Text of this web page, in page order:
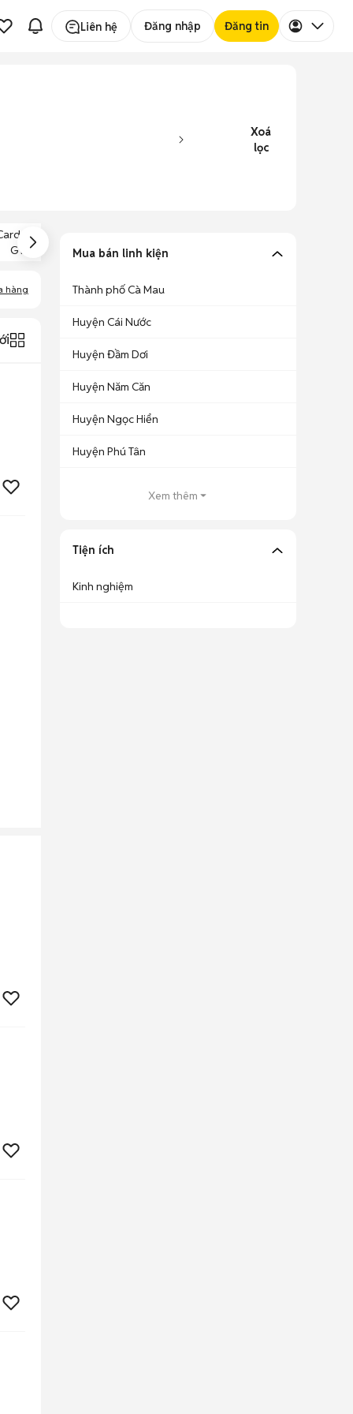
Liên hệ Đăng nhập Đăng tin
Xoá
lọc
Màn Hình
GTX 960
B75 Cũ
hàng
Mua bán linh kiện
Thành phố Cà Mau
Huyện Cái Nước
Huyện Đầm Dơi
Huyện Năm Căn
Huyện Ngọc Hiển
Huyện Phú Tân
Xem thêm
Tiện ích
Kinh nghiệm